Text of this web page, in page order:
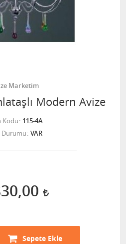
Marketim
Modern Avize
Kodu 115-4A
Durumu VAR
Sepete Ekle